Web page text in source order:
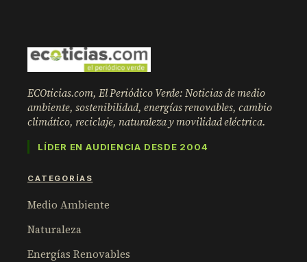
ECOticias.com, El Periódico Verde: Noticias de medio
ambiente, sostenibilidad, energías renovables, cambio
climático, reciclaje, naturaleza y movilidad eléctrica.
LÍDER EN AUDIENCIA DESDE 2004
CATEGORÍAS
Medio Ambiente
Naturaleza
Energías Renovables